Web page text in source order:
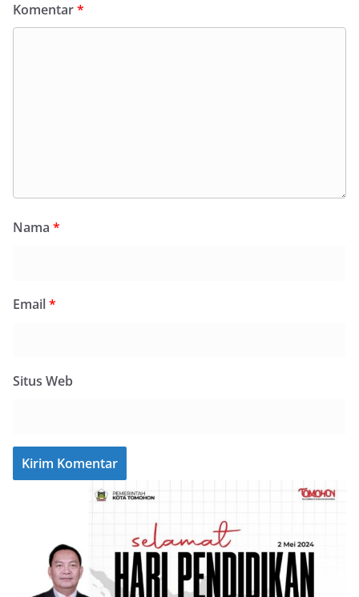
Komentar*
Nama *
Email*
Situs Web